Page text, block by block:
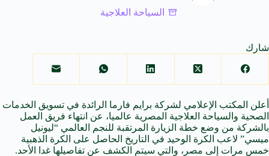
السياحة العلاجية
شارك
أعلن المكتب الإعلامي لشركة برايم فارما الرائدة في تسويق الخدمات
الصحية والسياحة العلاجية المصرية عالميا، عن انتهاء فريق العمل
بالشركة من وضع خطة الزيارة المرتقبة للنجم العالمي “ليونيل
ميسي” لاعب الكرة الوحيد في التاريخ الحاصل على الكرة الذهبية
خمس مرات إلى مصر، والتي سيتم الكشف عن تفاصيلها غدا الأحد.